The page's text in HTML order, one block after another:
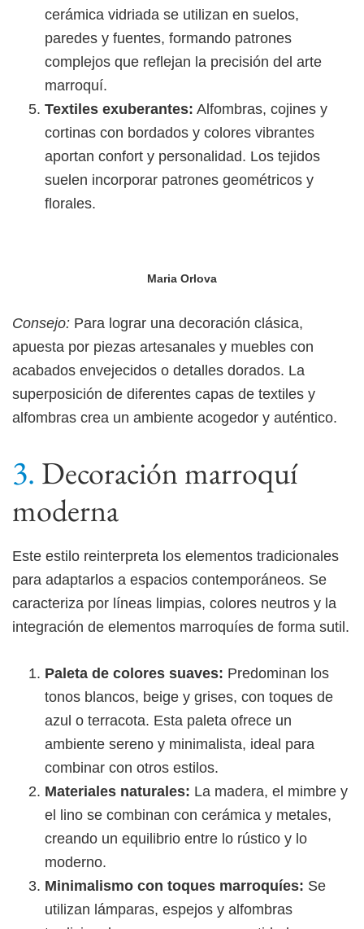
cerámica vidriada se utilizan en suelos,
paredes y fuentes, formando patrones
complejos que reflejan la precisión del arte
marroquí.
Textiles exuberantes: Alfombras, cojines y
cortinas con bordados y colores vibrantes
aportan confort y personalidad. Los tejidos
suelen incorporar patrones geométricos y
florales.
Maria Orlova
Consejo: Para lograr una decoración clásica,
apuesta por piezas artesanales y muebles con
acabados envejecidos o detalles dorados. La
superposición de diferentes capas de textiles y
alfombras crea un ambiente acogedor y auténtico.
Decoración marroquí
moderna
Este estilo reinterpreta los elementos tradicionales
para adaptarlos a espacios contemporáneos. Se
caracteriza por líneas limpias, colores neutros y la
integración de elementos marroquíes de forma sutil.
Paleta de colores suaves: Predominan los
tonos blancos, beige y grises, con toques de
azul o terracota. Esta paleta ofrece un
ambiente sereno y minimalista, ideal para
combinar con otros estilos.
Materiales naturales: La madera, el mimbre y
el lino se combinan con cerámica y metales,
creando un equilibrio entre lo rústico y lo
moderno.
Minimalismo con toques marroquíes: Se
utilizan lámparas, espejos y alfombras